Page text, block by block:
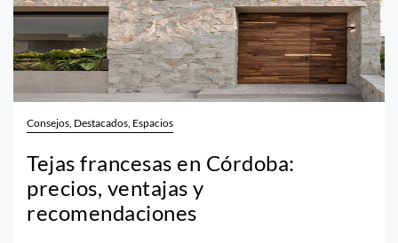
Consejos, Destacados, Espacios
Tejas francesas en Córdoba:
precios, ventajas y
recomendaciones